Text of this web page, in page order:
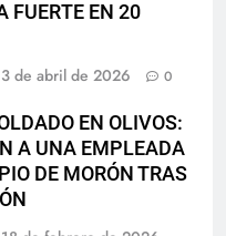
FUERTE EN 20
3 de abril de 2026 0
EN OLIVOS:
A UNA EMPLEADA
DE MORÓN TRAS